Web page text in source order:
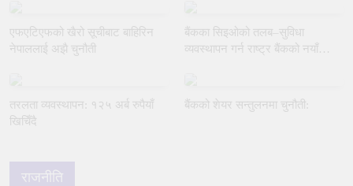
एफएटिएफको खैरो सूचीबाट बाहिरिन
नेपाललाई अझै चुनौती
बैंकका सिइओको तलब–सुविधा
व्यवस्थापन गर्न राष्ट्र बैंकको नयाँ
तरलता व्यवस्थापन: १२५ अर्ब रुपैयाँ
खिचिँदै
बैंकको शेयर सन्तुलनमा चुनौती:
राजनीति